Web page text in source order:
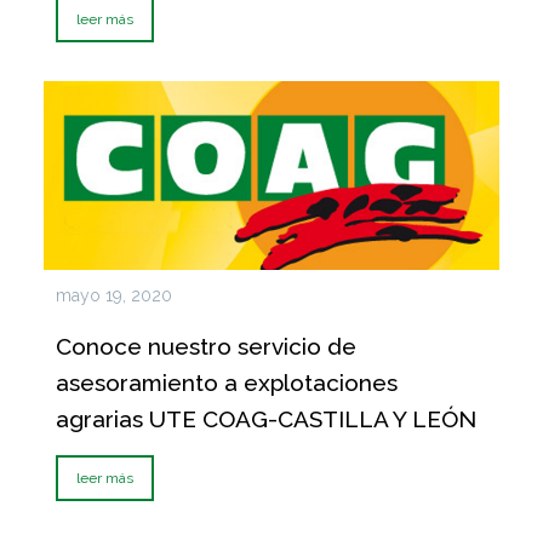
leer más
mayo 19, 2020
Conoce nuestro servicio de
asesoramiento a explotaciones
agrarias UTE COAG-CASTILLA Y LEÓN
leer más